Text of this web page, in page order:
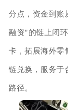
分点，资金到账
融资"的链上闭
卡，拓展海外零
链兑换，服务于
路径。